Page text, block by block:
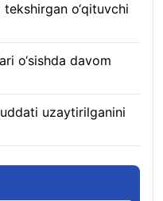
o‘qituvchi
o‘sishda davom
uzaytirilganini